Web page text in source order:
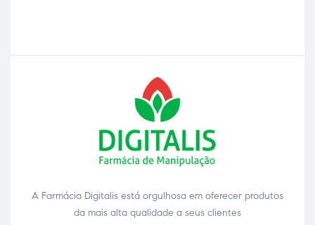
A Farmácia Digitalis está orgulhosa em oferecer produtos
da mais alta qualidade a seus clientes